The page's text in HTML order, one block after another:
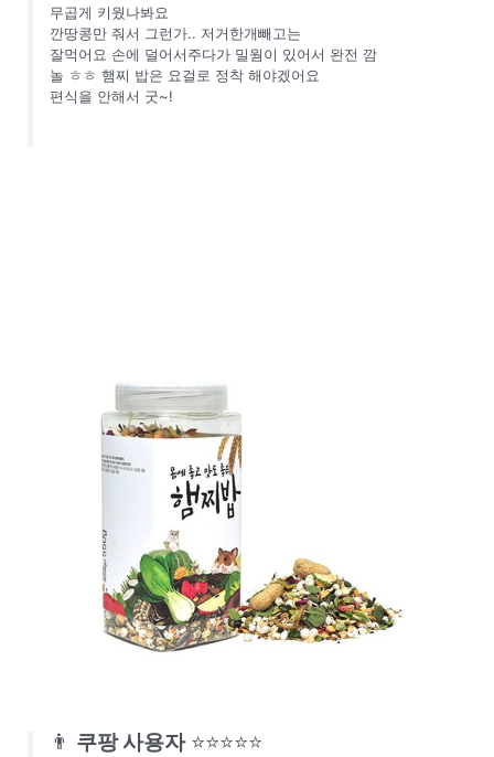
무곱게 키웠나봐요
깐땅콩만 줘서 그런가.. 저거한개빼고는
잘먹어요 손에 덜어서주다가 밀웜이 있어서 완전 깜
놀 ㅎㅎ 햄찌 밥은 요걸로 정착 해야겠어요
편식을 안해서 굿~!
👨 쿠팡 사용자 ⭐⭐⭐⭐⭐